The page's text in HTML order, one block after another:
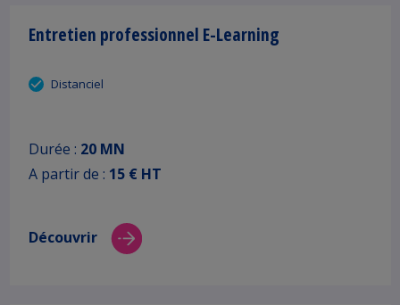
Entretien professionnel E-Learning
Distanciel
Durée : 20 MN
A partir de : 15 € HT
Découvrir